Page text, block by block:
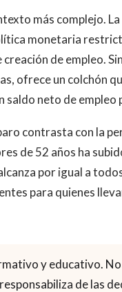
más complejo.
monetaria
de empleo.
ofrece un colchón
saldo neto de empleo
contrasta con la
de 52 años ha
por igual a
para quienes
y educativo.
de las